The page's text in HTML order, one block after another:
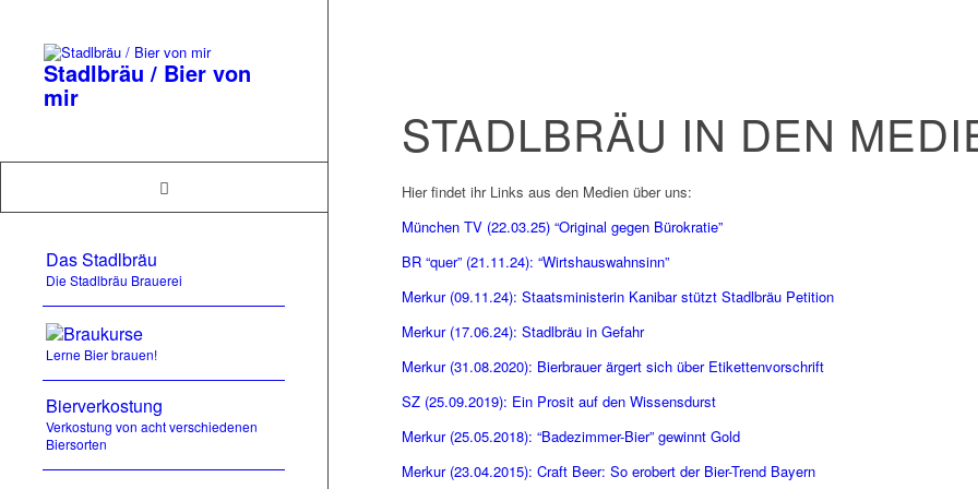
Stadlbräu / Bier von
mir
Das Stadlbräu
Die Stadlbräu Brauerei
Braukurse
Lerne Bier brauen!
Bierverkostung
Verkostung von acht verschiedenen
Biersorten
STADLBRÄU IN DEN
Hier findet ihr Links aus den Medien über uns:
München TV (22.03.25) “Original gegen Bürokratie”
BR “quer” (21.11.24): “Wirtshauswahnsinn”
Merkur (09.11.24): Staatsministerin Kanibar stützt Stadlbräu Petition
Merkur (17.06.24): Stadlbräu in Gefahr
Merkur (31.08.2020): Bierbrauer ärgert sich über Etikettenvorschrift
SZ (25.09.2019): Ein Prosit auf den Wissensdurst
Merkur (25.05.2018): “Badezimmer-Bier” gewinnt Gold
Merkur (23.04.2015): Craft Beer: So erobert der Bier-Trend Bayern